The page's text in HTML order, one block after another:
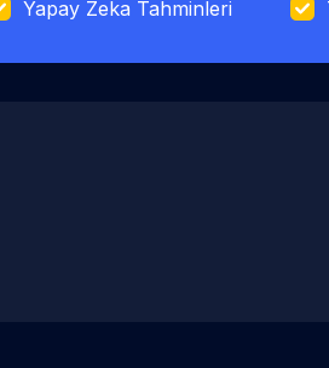
Yapay Zeka Tahminleri